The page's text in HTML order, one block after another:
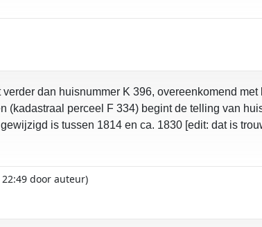
dan huisnummer K 396, overeenkomend met
(kadastraal perceel F 334) begint de telling van
is tussen 1814 en ca. 1830 [edit: dat is
door auteur)